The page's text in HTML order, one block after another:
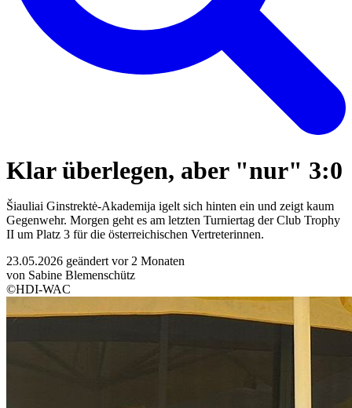
Klar überlegen, aber "nur" 3:0
Šiauliai Ginstrektė-Akademija igelt sich hinten ein und zeigt kaum
Gegenwehr. Morgen geht es am letzten Turniertag der Club Trophy
II um Platz 3 für die österreichischen Vertreterinnen.
23.05.2026 geändert vor 2 Monaten
von Sabine Blemenschütz
©HDI-WAC